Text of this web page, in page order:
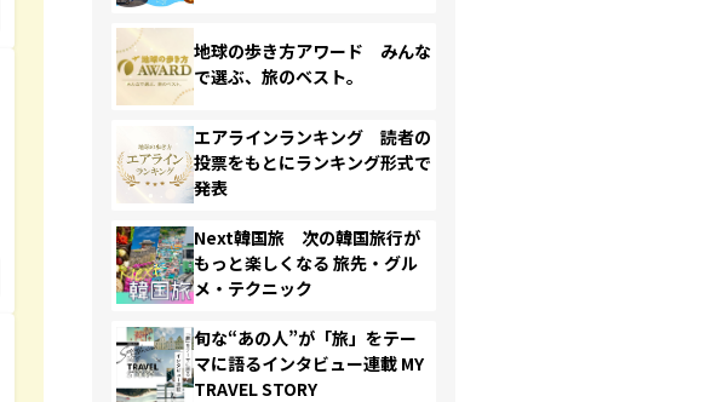
地球の歩き方アワード みんな
で選ぶ、旅のベスト。
エアラインランキング 読者の
投票をもとにランキング形式で
発表
Next韓国旅 次の韓国旅行が
もっと楽しくなる 旅先・グル
メ・テクニック
旬な“あの人”が「旅」をテー
マに語るインタビュー連載 MY
TRAVEL STORY